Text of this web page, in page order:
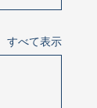
すべて表示